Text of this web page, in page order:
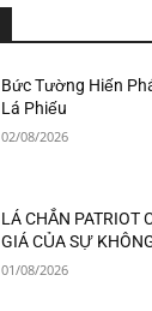
Bức Tường Hiến
Lá Phiếu
02/08/2026
LÁ CHẮN PATRIOT
GIÁ CỦA SỰ
01/08/2026